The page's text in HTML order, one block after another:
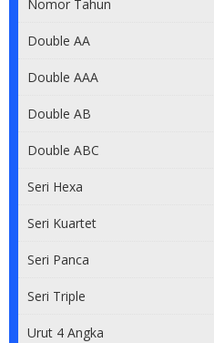
Nomor Tahun
Double AA
Double AAA
Double AB
Double ABC
Seri Hexa
Seri Kuartet
Seri Panca
Seri Triple
Urut 4 Angka